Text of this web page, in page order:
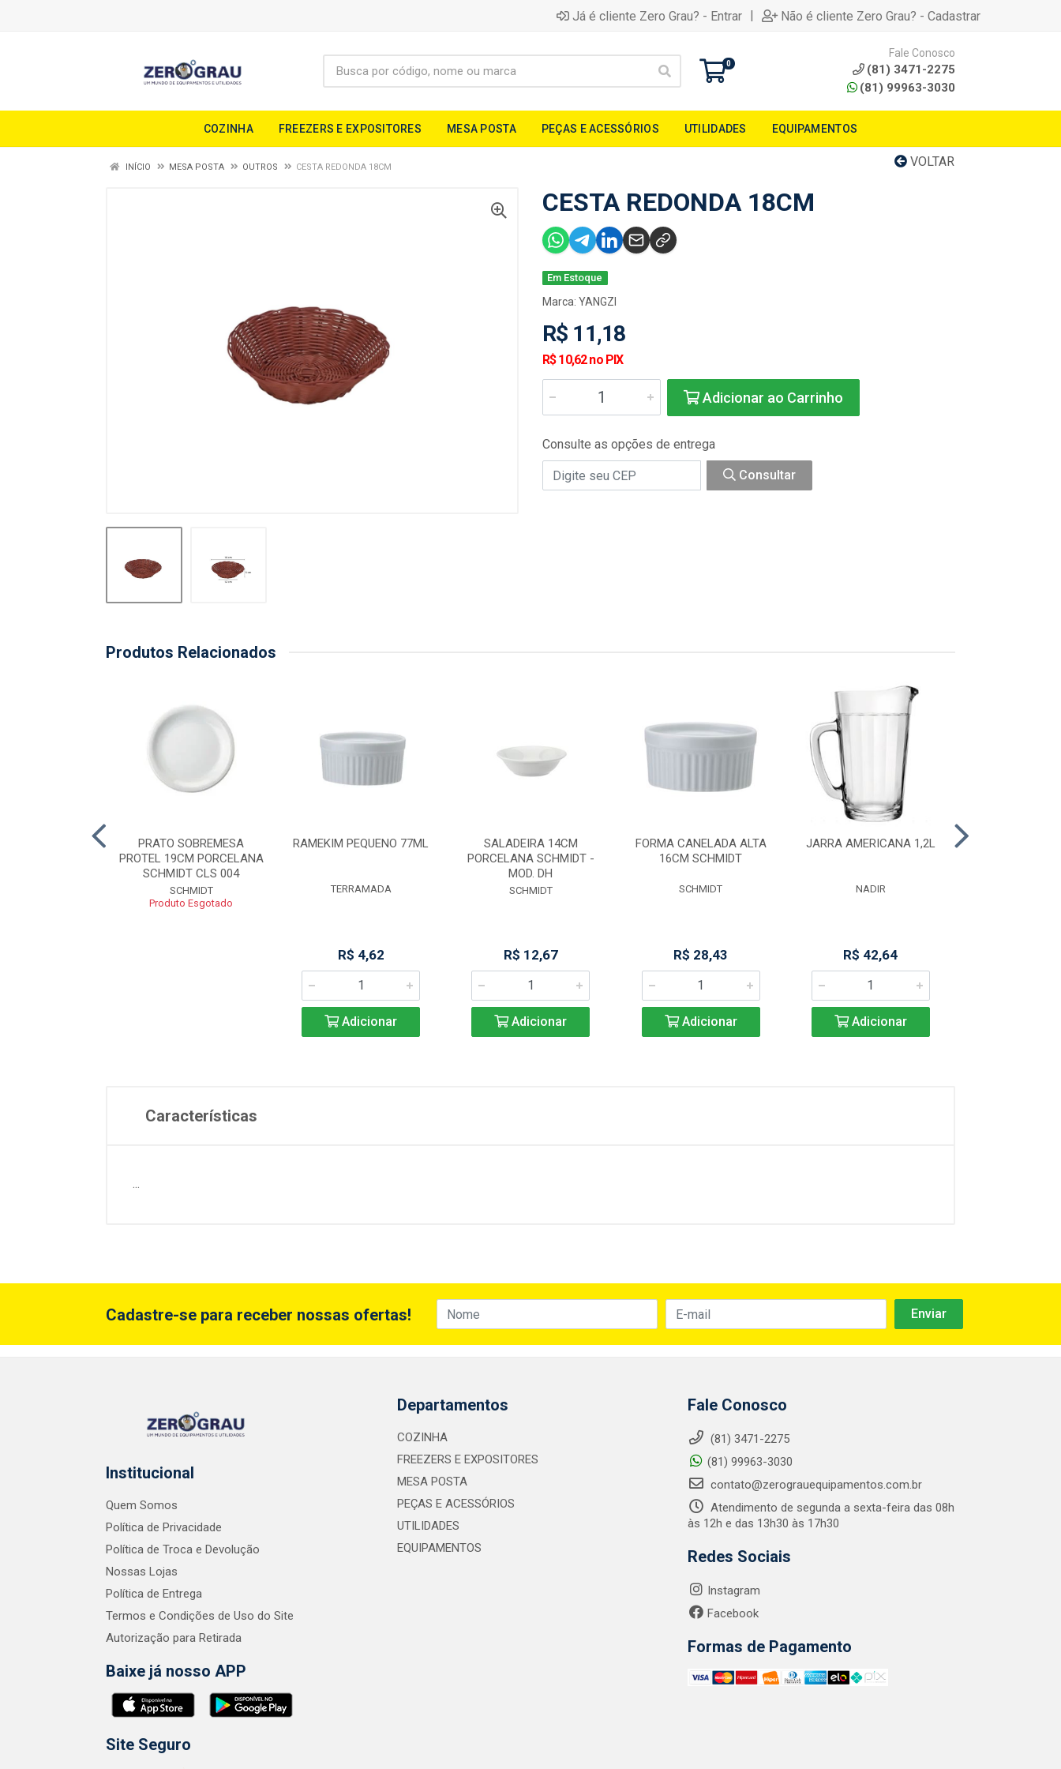
Já é cliente Zero Grau? - Entrar | Não é cliente Zero Grau? - Cadastrar
0
Fale Conosco
(81) 3471-2275
(81) 99963-3030
COZINHA FREEZERS E EXPOSITORES MESA POSTA PEÇAS E ACESSÓRIOS UTILIDADES EQUIPAMENTOS
VOLTAR
INÍCIO MESA POSTA OUTROS CESTA REDONDA 18CM
CESTA REDONDA 18CM
Em Estoque
Marca: YANGZI
R$ 11,18
R$ 10,62 no PIX
Adicionar ao Carrinho
Consulte as opções de entrega
Consultar
Produtos Relacionados
PRATO SOBREMESA
PROTEL 19CM PORCELANA
SCHMIDT CLS 004
SCHMIDT
Produto Esgotado
RAMEKIM PEQUENO 77ML
TERRAMADA
R$ 4,62
Adicionar
SALADEIRA 14CM
PORCELANA SCHMIDT -
MOD. DH
SCHMIDT
R$ 12,67
Adicionar
FORMA CANELADA ALTA
16CM SCHMIDT
SCHMIDT
R$ 28,43
Adicionar
JARRA AMERICANA 1,2L
NADIR
R$ 42,64
Adicionar
Características
...
Cadastre-se para receber nossas ofertas!
Institucional
Quem Somos
Política de Privacidade
Política de Troca e Devolução
Nossas Lojas
Política de Entrega
Termos e Condições de Uso do Site
Autorização para Retirada
Baixe já nosso APP
Site Seguro
Departamentos
COZINHA
FREEZERS E EXPOSITORES
MESA POSTA
PEÇAS E ACESSÓRIOS
UTILIDADES
EQUIPAMENTOS
Fale Conosco
(81) 3471-2275
(81) 99963-3030
contato@zerograuequipamentos.com.br
Atendimento de segunda a sexta-feira das 08h
às 12h e das 13h30 às 17h30
Redes Sociais
Instagram
Facebook
Formas de Pagamento